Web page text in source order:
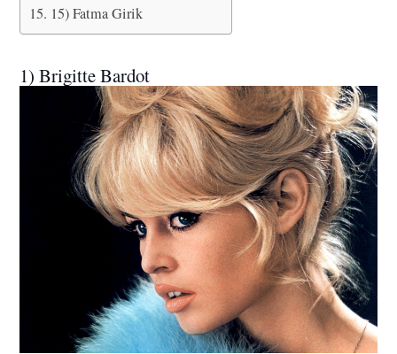
15) Fatma Girik
1) Brigitte Bardot